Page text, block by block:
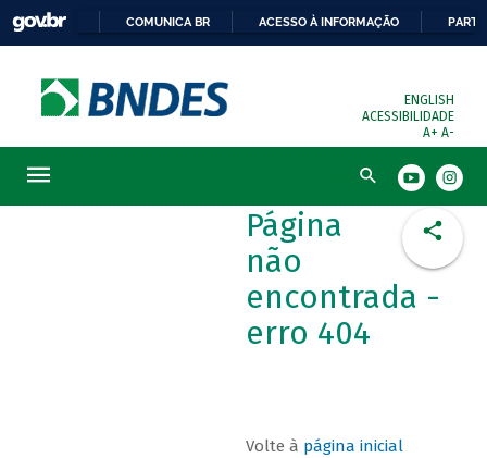
COMUNICA BR ACESSO À INFORMAÇÃO
ENGLISH
ACESSIBILIDADE
A+ A-
Busca
Página
não
encontrada -
erro 404
Volte à página inicial